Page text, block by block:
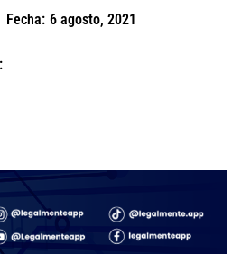
Fecha: 6 agosto, 2021